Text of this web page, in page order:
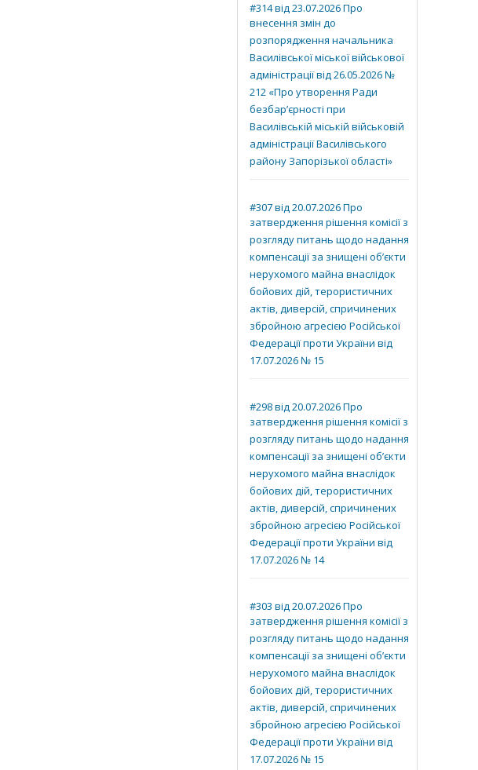
#314 від 23.07.2026 Про
внесення змін до
розпорядження начальника
Василівської міської військової
адміністрації від 26.05.2026 №
212 «Про утворення Ради
безбар’єрності при
Василівській міській військовій
адміністрації Василівського
району Запорізької області»
#307 від 20.07.2026 Про
затвердження рішення комісії з
розгляду питань щодо надання
компенсації за знищені об’єкти
нерухомого майна внаслідок
бойових дій, терористичних
актів, диверсій, спричинених
збройною агресією Російської
Федерації проти України від
17.07.2026 № 15
#298 від 20.07.2026 Про
затвердження рішення комісії з
розгляду питань щодо надання
компенсації за знищені об’єкти
нерухомого майна внаслідок
бойових дій, терористичних
актів, диверсій, спричинених
збройною агресією Російської
Федерації проти України від
17.07.2026 № 14
#303 від 20.07.2026 Про
затвердження рішення комісії з
розгляду питань щодо надання
компенсації за знищені об’єкти
нерухомого майна внаслідок
бойових дій, терористичних
актів, диверсій, спричинених
збройною агресією Російської
Федерації проти України від
17.07.2026 № 15